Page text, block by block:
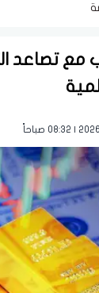
مع تصاعد